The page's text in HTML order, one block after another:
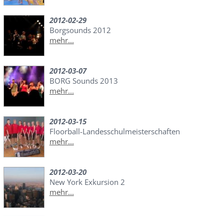
2012-02-29
Borgsounds 2012
mehr...
2012-03-07
BORG Sounds 2013
mehr...
2012-03-15
Floorball-Landesschulmeisterschaften
mehr...
2012-03-20
New York Exkursion 2
mehr...